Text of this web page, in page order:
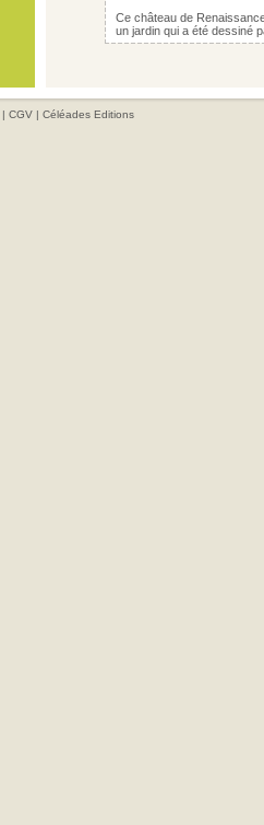
Ce château de
un jardin qui a été dessiné
| CGV | Céléades Editions